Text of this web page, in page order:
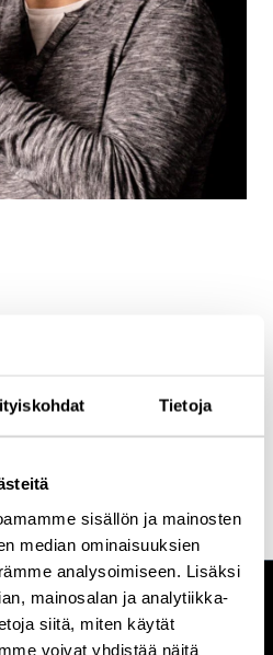
Tietoja
sisällön ja mainosten
median ominaisuuksien
analysoimiseen. Lisäksi
mainosalan ja analytiikka-
siitä, miten käytät
voivat yhdistää näitä
tai riimiä. Tieturilla Seppo